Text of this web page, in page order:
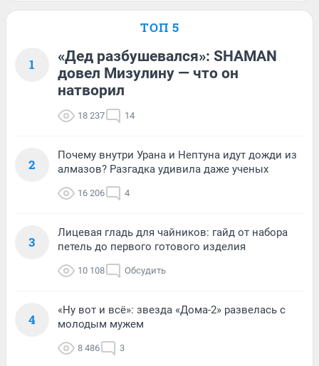
ТОП 5
1
«Дед разбушевался»: SHAMAN
довел Мизулину — что он
натворил
18 237 14
2
Почему внутри Урана и Нептуна идут дожди из
алмазов? Разгадка удивила даже ученых
16 206 4
3
Лицевая гладь для чайников: гайд от набора
петель до первого готового изделия
10 108 Обсудить
4
«Ну вот и всё»: звезда «Дома-2» развелась с
молодым мужем
8 486 3